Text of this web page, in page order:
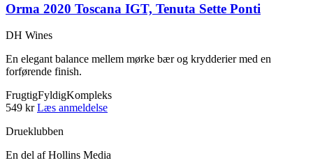
Orma 2020 Toscana IGT, Tenuta Sette Ponti
DH Wines
En elegant balance mellem mørke bær og krydderier med en
forførende finish.
FrugtigFyldigKompleks
549 kr Læs anmeldelse
Drueklubben
En del af Hollins Media